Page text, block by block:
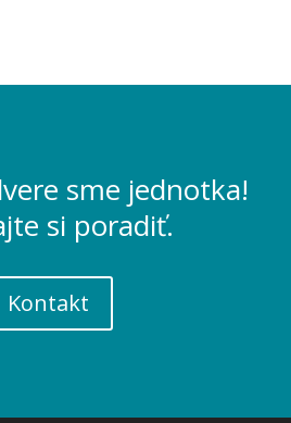
sme jednotka!
si poradiť.
Kontakt